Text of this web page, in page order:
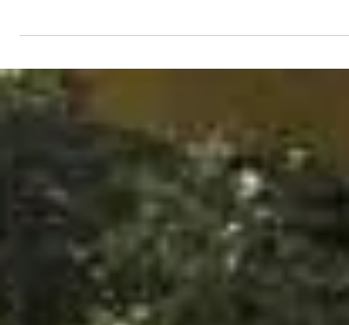
назначения нового Архиепископа